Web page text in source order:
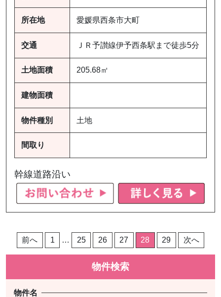
所在地 愛媛県西条市大町
交通 ＪＲ予讃線伊予西条駅まで徒歩5分
土地面積 205.68㎡
建物面積
物件種別 土地
間取り
幹線道路沿い
投
稿
の
ペ
前へ 1 … 25 26 27 28 29 次へ
物件検索
物件名